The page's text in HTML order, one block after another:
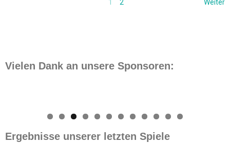
1 2 Weiter
Vielen Dank an unsere Sponsoren:
0 1 2
Ergebnisse unserer letzten Spiele